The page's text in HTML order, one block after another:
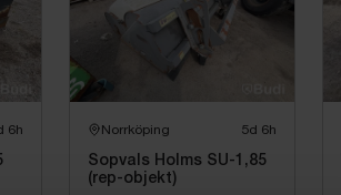
6h Norrköping 5d 6h
Sopvals Holms SU-1,85
(rep-objekt)